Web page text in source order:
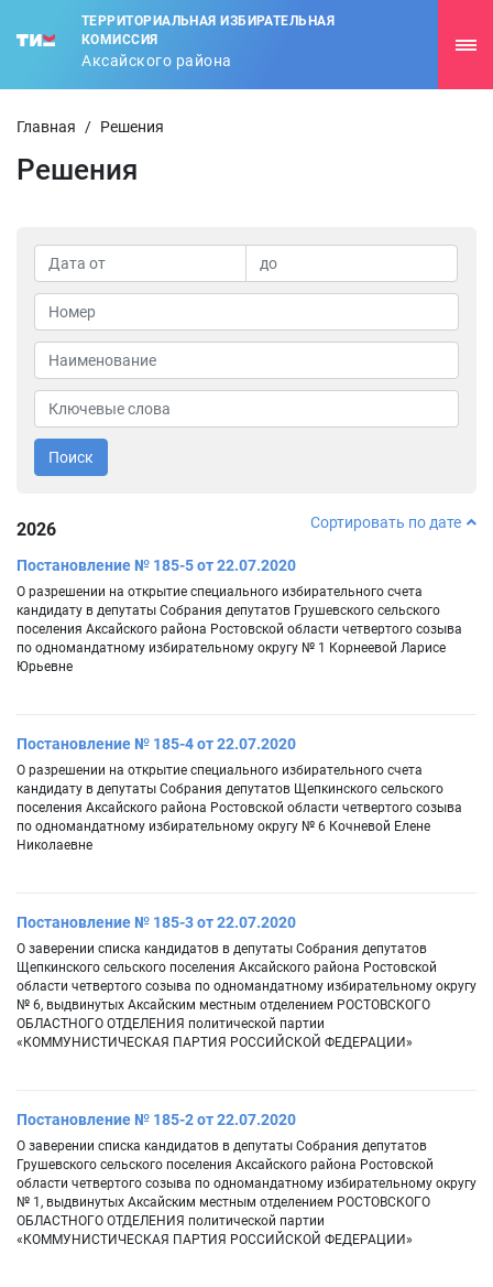
ТЕРРИТОРИАЛЬНАЯ ИЗБИРАТЕЛЬНАЯ
КОМИССИЯ
Аксайского района
Главная / Решения
Решения
Поиск
2026 Сортировать по дате
Постановление № 185-5 от 22.07.2020
О разрешении на открытие специального избирательного счета
кандидату в депутаты Собрания депутатов Грушевского сельского
поселения Аксайского района Ростовской области четвертого созыва
по одномандатному избирательному округу № 1 Корнеевой Ларисе
Юрьевне
Постановление № 185-4 от 22.07.2020
О разрешении на открытие специального избирательного счета
кандидату в депутаты Собрания депутатов Щепкинского сельского
поселения Аксайского района Ростовской области четвертого созыва
по одномандатному избирательному округу № 6 Кочневой Елене
Николаевне
Постановление № 185-3 от 22.07.2020
О заверении списка кандидатов в депутаты Собрания депутатов
Щепкинского сельского поселения Аксайского района Ростовской
области четвертого созыва по одномандатному избирательному округу
№ 6, выдвинутых Аксайским местным отделением РОСТОВСКОГО
ОБЛАСТНОГО ОТДЕЛЕНИЯ политической партии
«КОММУНИСТИЧЕСКАЯ ПАРТИЯ РОССИЙСКОЙ ФЕДЕРАЦИИ»
Постановление № 185-2 от 22.07.2020
О заверении списка кандидатов в депутаты Собрания депутатов
Грушевского сельского поселения Аксайского района Ростовской
области четвертого созыва по одномандатному избирательному округу
№ 1, выдвинутых Аксайским местным отделением РОСТОВСКОГО
ОБЛАСТНОГО ОТДЕЛЕНИЯ политической партии
«КОММУНИСТИЧЕСКАЯ ПАРТИЯ РОССИЙСКОЙ ФЕДЕРАЦИИ»